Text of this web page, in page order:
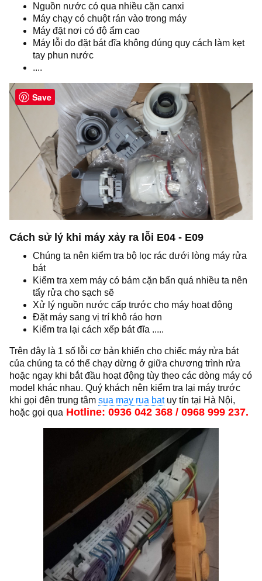
Nguồn nước có qua nhiều cặn canxi
Máy chạy có chuột rán vào trong máy
Máy đặt nơi có độ ẩm cao
Máy lỗi do đặt bát đĩa không đúng quy cách làm kẹt
tay phun nước
....
Cách sử lý khi máy xảy ra lỗi E04 - E09
Chúng ta nên kiểm tra bộ lọc rác dưới lòng máy rửa
bát
Kiểm tra xem máy có bám cặn bẩn quá nhiều ta nên
tẩy rửa cho sạch sẽ
Xử lý nguồn nước cấp trước cho máy hoat động
Đặt máy sang vị trí khô ráo hơn
Kiểm tra lại cách xếp bát đĩa .....
Trên đây là 1 số lỗi cơ bản khiến cho chiếc máy rửa bát
của chúng ta có thể chạy dừng ở giữa chương trình rửa
hoặc ngay khi bắt đầu hoạt động tùy theo các dòng máy có
model khác nhau. Quý khách nên kiểm tra lại máy trước
khi gọi đên trung tâm sua may rua batuy tín tại Hà Nội,
hoặc gọi qua Hotline: 0936 042 368 / 0968 999 237.
Save